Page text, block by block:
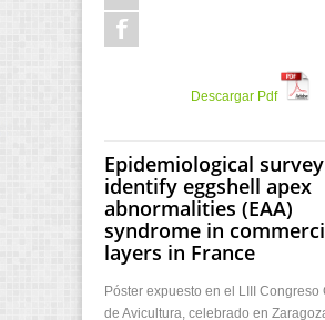
Descargar Pdf
Epidemiological
identify eggshell apex
abnormalities (EAA)
syndrome in
layers in France
Póster expuesto en el LIII Congreso
de Avicultura, celebrado en